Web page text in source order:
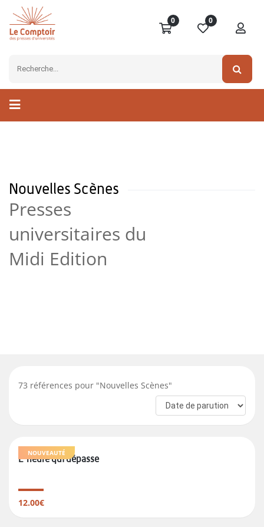
0 0
Nouvelles Scènes
Presses
universitaires du
Midi Edition
73 références pour "Nouvelles Scènes"
NOUVEAUTÉ
L'heure qui dépasse
12.00€